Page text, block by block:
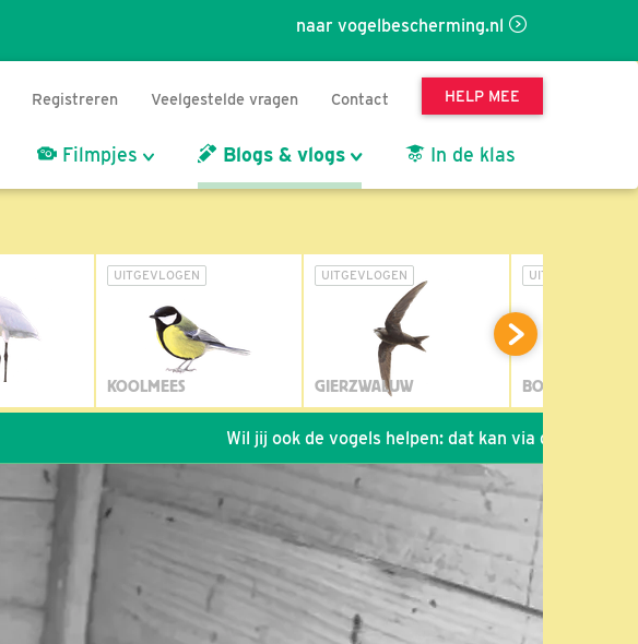
naar vogelbescherming.nl
Registreren Veelgestelde vragen Contact HELP MEE
Filmpjes Blogs & vlogs In de klas
UITGEVLOGEN
KOOLMEES
UITGEVLOGEN
GIERZWALUW
UITGEVLOGEN
BOSUIL
Wil jij ook de vogels helpen: dat kan via de link!